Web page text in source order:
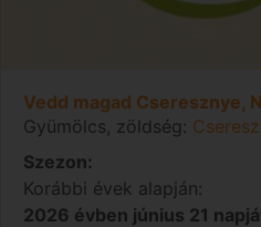
Vedd magad Cseresznye,
Gyümölcs, zöldség:
Szezon:
Korábbi évek alapján:
2026 évben június 21